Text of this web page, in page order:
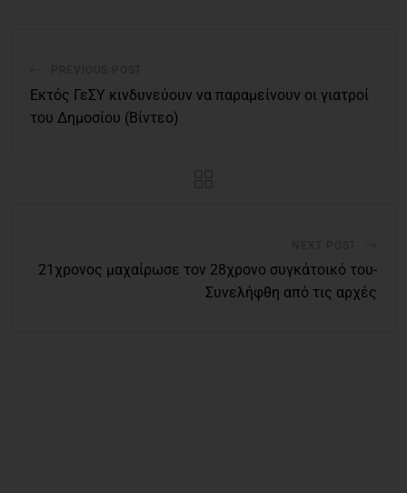
Εκτός ΓεΣΥ κινδυνεύουν να παραμείνουν οι γιατροί
του Δημοσίου (Βίντεο)
21χρονος μαχαίρωσε τον 28χρονο συγκάτοικό του-
Συνελήφθη από τις αρχές